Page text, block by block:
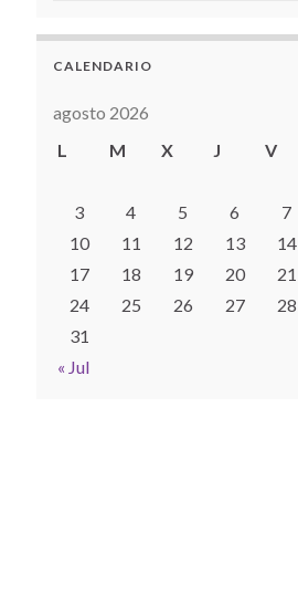
CALENDARIO
agosto 2026
L
M X J V
« Jul
3
4 5 6 7
10
11 12 13 14
17
18 19 20 21
24
25 26 27 28
31